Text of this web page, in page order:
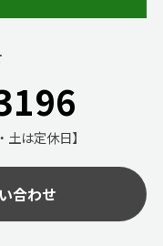
は定休日】
合わせ